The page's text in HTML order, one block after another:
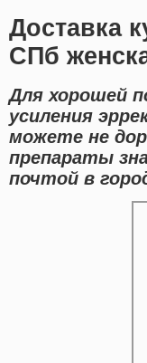
Доставка
СПб
Для хорошей
усиления
можете не
препараты
почтой в